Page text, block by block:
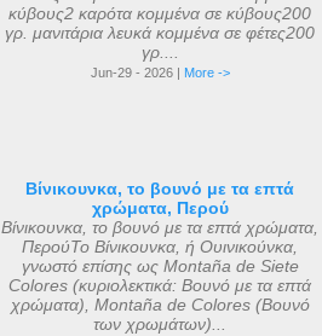
κύβους2 καρότα κομμένα σε κύβους200
γρ. μανιτάρια λευκά κομμένα σε φέτες200
γρ....
Jun-29 - 2026 | More ->
Βίνικουνκα, το βουνό με τα επτά
χρώματα, Περού
Βίνικουνκα, το βουνό με τα επτά χρώματα,
ΠερούΤο Βίνικουνκα, ή Ουινικούνκα,
γνωστό επίσης ως Montaña de Siete
Colores (κυριολεκτικά: Βουνό με τα επτά
χρώματα), Montaña de Colores (Βουνό
των χρωμάτων)...